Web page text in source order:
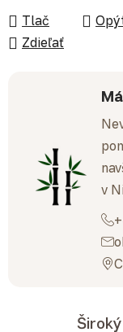
Tlač
Zdieľať
v